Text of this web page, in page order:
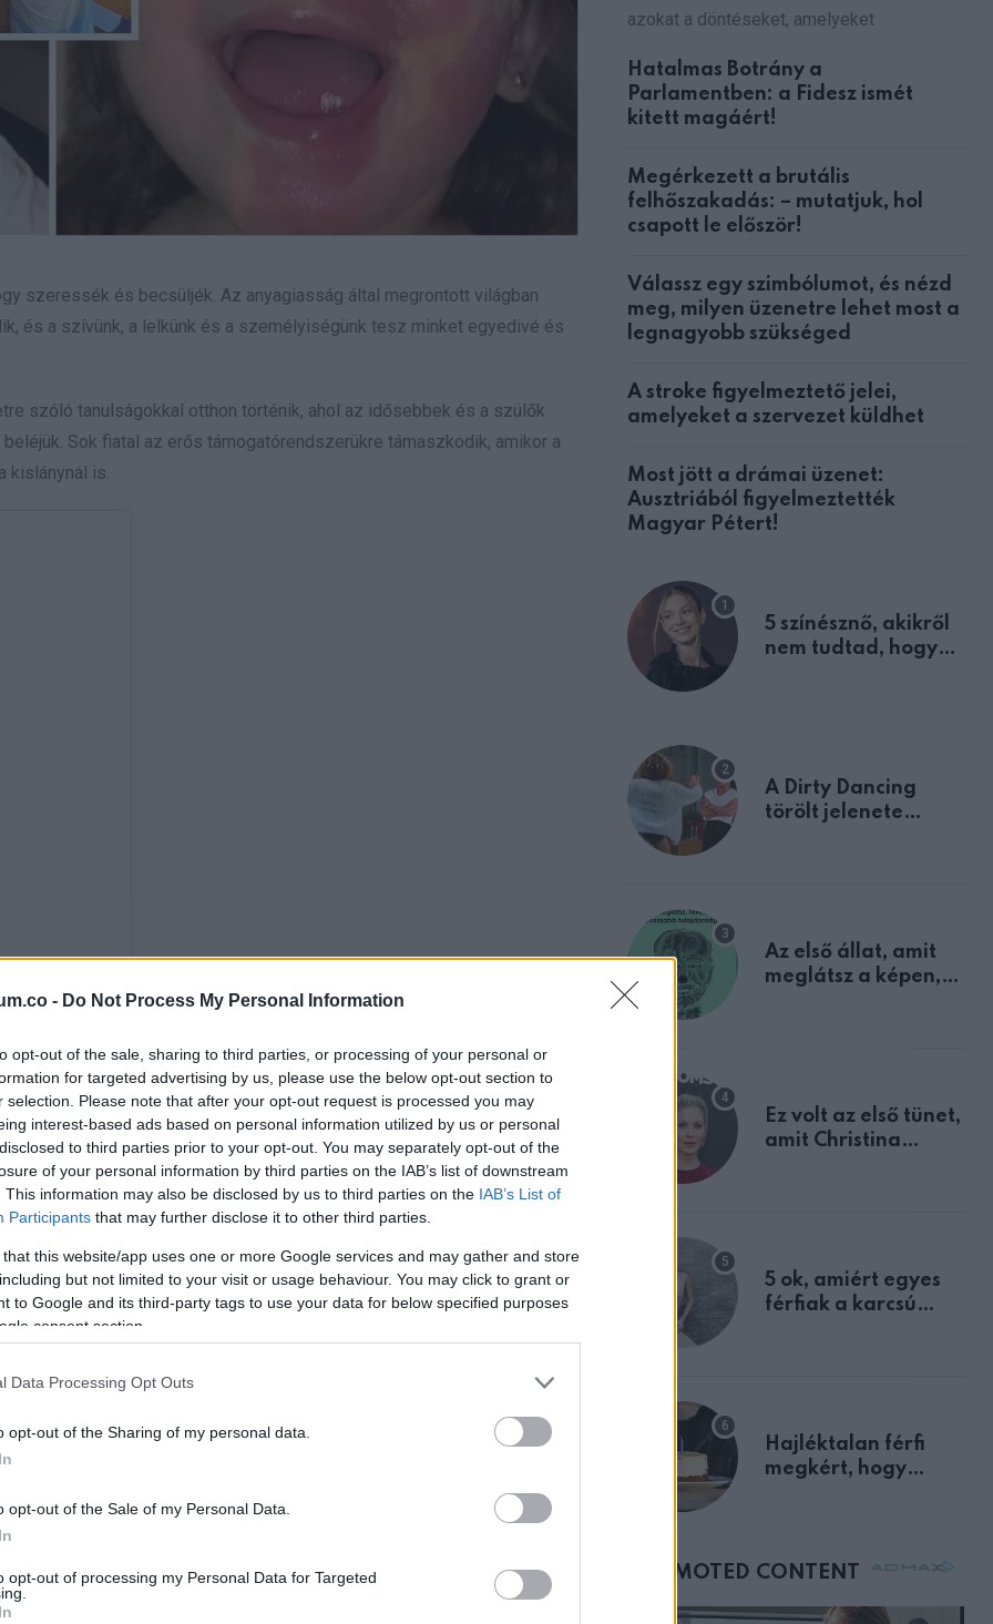
- Do Not Process My Personal Information
opt-out of the sale, sharing to third parties, or processing of your personal or
for targeted advertising by us, please use the below opt-out section to
selection. Please note that after your opt-out request is processed you may
interest-based ads based on personal information utilized by us or personal
to third parties prior to your opt-out. You may separately opt-out of the
of your personal information by third parties on the IAB’s list of downstream
This information may also be disclosed by us to third parties on the IAB’s List of
Participants that may further disclose it to other third parties.
that this website/app uses one or more Google services and may gather and store
but not limited to your visit or usage behaviour. You may click to grant or
to Google and its third-party tags to use your data for below specified purposes
consent section.
Data Processing Opt Outs
opt-out of the Sharing of my personal data.
opt-out of the Sale of my Personal Data.
opt-out of processing my Personal Data for Targeted
szeressék és becsüljék. Az anyagiasság által megrontott világban
és a szívünk, a lelkünk és a személyiségünk tesz minket egyedivé és
szóló tanulságokkal otthon történik, ahol az idősebbek és a szülők
Sok fiatal az erős támogatórendszerükre támaszkodik, amikor a
kislánynál is.
bejegyzés
akik azt firtatták, hogy kislánya arcát „serpenyőre nyomták-e”.
kinézetű gyermeke” soha nem fog tudni randizni vagy párt találni a
gondolta volna, hogy angyali kisbabáját kell majd megvédenie az
az arcán szétterülő portói foltos arccal született.
soha nem bánt vele másként. Sőt, Marianna mindig is úgy tekintett
kiegészítőjére, amelyet inkább ünnepelni kell, mintsem kritizálni vagy
azokat a döntéseket, amelyeket
Hatalmas Botrány a
Parlamentben: a Fidesz ismét
kitett magáért!
Megérkezett a brutális
felhőszakadás: – mutatjuk, hol
csapott le először!
Válassz egy szimbólumot, és nézd
meg, milyen üzenetre lehet most a
legnagyobb szükséged
A stroke figyelmeztető jelei,
amelyeket a szervezet küldhet
Most jött a drámai üzenet:
Ausztriából figyelmeztették
Magyar Pétert!
5 színésznő, akikről
nem tudtad, hogy
A Dirty Dancing
törölt jelenete
Az első állat, amit
meglátsz a képen,
Ez volt az első tünet,
amit Christina
5 ok, amiért egyes
férfiak a karcsú
Hajléktalan férfi
megkért, hogy
mellettem ült az első